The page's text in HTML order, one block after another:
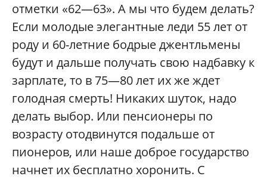
отметки «62—63». А мы что будем делать?
Если молодые элегантные леди 55 лет от
роду и 60-летние бодрые джентльмены
будут и дальше получать свою надбавку к
зарплате, то в 75—80 лет их же ждет
голодная смерть! Никаких шуток, надо
делать выбор. Или пенсионеры по
возрасту отодвинутся подальше от
пионеров, или наше доброе государство
начнет их бесплатно хоронить. С